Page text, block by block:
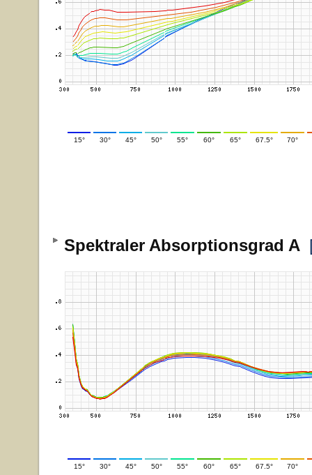
15° 30° 45° 50° 55° 60° 65° 67.5° 70°
Spektraler Absorptionsgrad A
15° 30° 45° 50° 55° 60° 65° 67.5° 70°